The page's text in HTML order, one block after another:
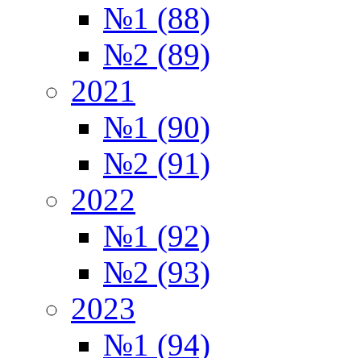
№1 (88)
№2 (89)
2021
№1 (90)
№2 (91)
2022
№1 (92)
№2 (93)
2023
№1 (94)